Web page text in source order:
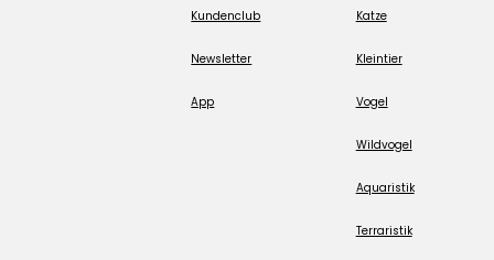
Kundenclub
Newsletter
App
Katze
Kleintier
Vogel
Wildvogel
Aquaristik
Terraristik